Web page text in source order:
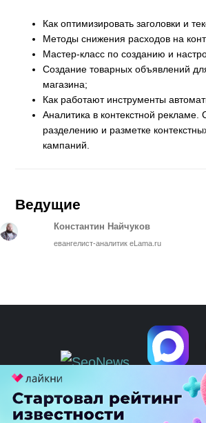
Как оптимизировать заголовки и
Методы снижения расходов на
Мастер-класс по созданию и
Создание товарных объявлений
магазина;
Как работают инструменты
Аналитика в контекстной рекламе.
разделению и разметке
кампаний.
Ведущие
Константин Найчуков
евангелист-аналитик eLama.ru
ПЕРЕЙТИ НА ПОЛНУЮ
© SEOnews.ru Все права